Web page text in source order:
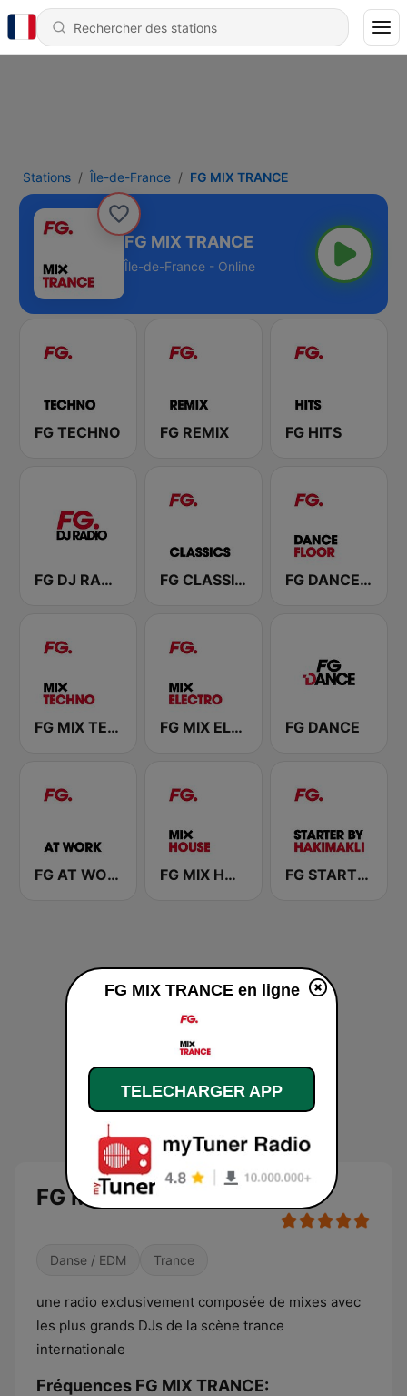
Stations Île-de-France FG MIX TRANCE
FG MIX TRANCE
Île-de-France - Online
FG TECHNO FG REMIX FG HITS
FG DJ RADIO FG CLASSICS FG DANCEFLOOR
FG MIX TECHNO FG MIX ELECTRO FG DANCE
FG AT WORK FG MIX HOUSE FG STARTER By HAKIMAKLI
FG MIX TRANCE
Danse / EDM Trance
une radio exclusivement composée de mixes avec
les plus grands DJs de la scène trance
internationale
Fréquences FG MIX TRANCE:
FG MIX TRANCE en ligne
TELECHARGER APP